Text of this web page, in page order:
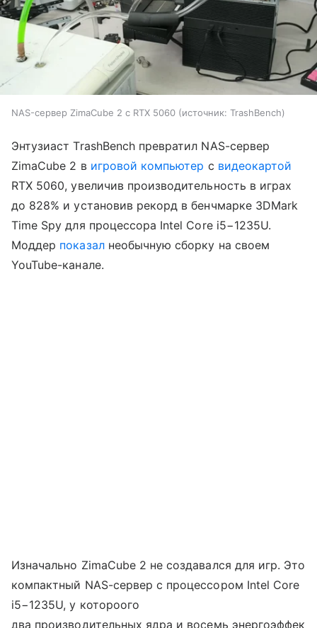
NAS-сервер ZimaCube 2 с RTX 5060 источник: TrashBench
Энтузиаст TrashBench превратил NAS-сервер
ZimaCube 2 в игровой компьютер с видеокартой
RTX 5060, увеличив производительность в играх
до 828% и установив рекорд в бенчмарке 3DMark
Time Spy для процессора Intel Core i5−1235U.
Моддер показалнеобычную сборку на своем
YouTube-канале.
Изначально ZimaCube 2 не создавался для игр. Это
компактный NAS-сервер с процессором Intel Core
i5−1235U, у котороого
два производительных ядра и восемь энергоэффек